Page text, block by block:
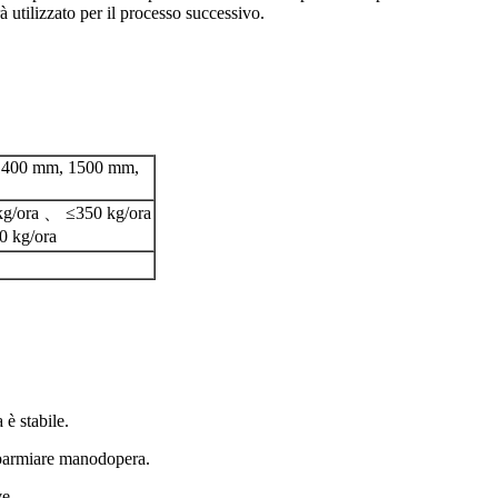
utilizzato per il processo successivo.
mm, 1500 mm,
ora 、 ≤350 kg/ora
kg/ora
è stabile.
manodopera.